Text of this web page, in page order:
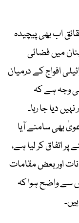
اب بھی پیچیدہ
میں فضائی
افواج کے درمیان
وجہ ہے کہ
دیا جا رہا۔
بھی سامنے آیا
پر اتفاق کر لیا ہے،
اور بعض مقامات
سے واضح ہوا کہ